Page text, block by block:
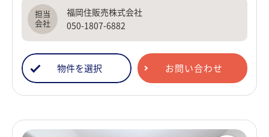
福岡住販売株式会社
050-1807-6882
物件を選択 お問い合わせ